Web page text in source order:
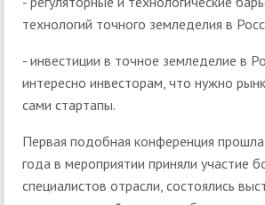
технологий точного земледелия в
- инвестиции в точное земледелие в
интересно инвесторам, что нужно
сами стартапы.
Первая подобная конференция
года в мероприятии приняли участие
специалистов отрасли, состоялись